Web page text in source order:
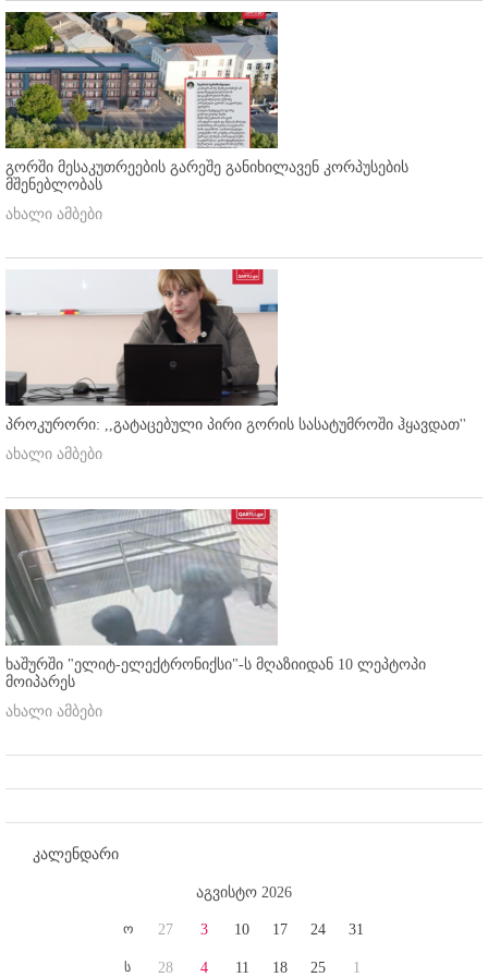
გორში მესაკუთრეების გარეშე განიხილავენ კორპუსების
მშენებლობას
ახალი ამბები
პროკურორი: ,,გატაცებული პირი გორის სასატუმროში ჰყავდათ''
ახალი ამბები
ხაშურში "ელიტ-ელექტრონიქსი"-ს მღაზიიდან 10 ლეპტოპი
მოიპარეს
ახალი ამბები
კალენდარი
აგვისტო 2026
ო
ს
27
28
3
4
10
11
17
18
24
25
31
1